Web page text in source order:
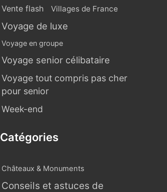
Vente flash Villages de France
Voyage de luxe
Voyage en groupe
Voyage senior célibataire
Voyage tout compris pas cher
pour senior
Week-end
Catégories
Châteaux & Monuments
Conseils et astuces de